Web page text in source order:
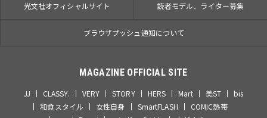
光文社オフィシャルサイト 読者モデル、ライター募集
ブラウザプッシュ通知について
MAGAZINE OFFICIAL SITE
JJ CLASSY. VERY STORY HERS Mart 美ST
bis
和食スタイル
女性自身 SmartFLASH
COMIC熱帯